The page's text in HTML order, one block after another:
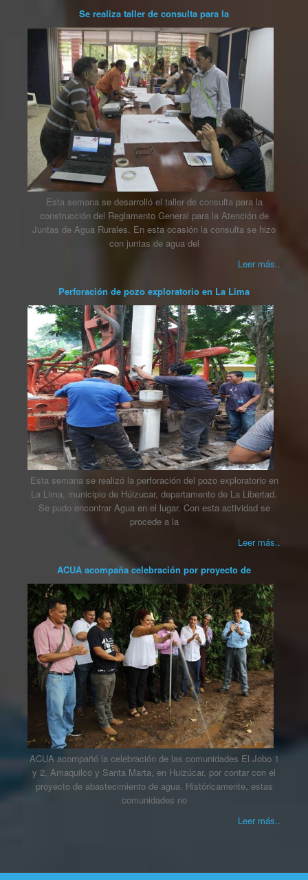
Se realiza taller de consulta para la
Esta semana se desarrolló el taller de consulta para la
construcción del Reglamento General para la Atención de
Juntas de Agua Rurales. En esta ocasión la consulta se hizo
con juntas de agua del
Leer más..
Perforación de pozo exploratorio en La Lima
Esta semana se realizó la perforación del pozo exploratorio en
La Lima, municipio de Húizucar, departamento de La Libertad.
Se pudo encontrar Agua en el lugar. Con esta actividad se
procede a la
Leer más..
ACUA acompaña celebración por proyecto de
ACUA acompañó la celebración de las comunidades El Jobo 1
y 2, Amaquilco y Santa Marta, en Huizúcar, por contar con el
proyecto de abastecimiento de agua. Históricamente, estas
comunidades no
Leer más..